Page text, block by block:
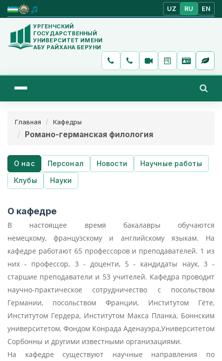
UZ RU EN
УРГЕНЧСКИЙ
ГОСУДАРСТВЕННЫЙ
УНИВЕРСИТЕТ ИМЕНИ
АБУ РАЙХАНА БЕРУНИ
Главная Кафедры
Романо-германская филология
О нас Персонал Новости
Научные работы
Клубы
Науки
О кафедре
В настоящее время бакалавры обучаются
немецкому, французскому и английскому языкам. На
кафедре работают 65 профессоров и преподавателей. 1 из
них - профессор, 3 - доценти, 5 - кандидаты наук, 3 -
старшие преподаватели и 53 учителей. Кафедра проводит
научно-практическое сотрудничество с посольством
Германии, посольством Франции, Институтом Гёте,
Институтом Гердера, Институтом Макса Планка, Боннским
университетом, Фондом Конрада Аденауэра,Университетом
Сорбонны и другими известными организациями.
На кафедре существуют научные направления по